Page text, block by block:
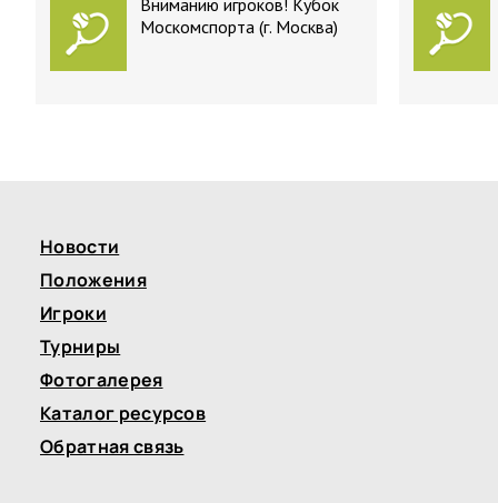
Вниманию игроков! Кубок
Москомспорта (г. Москва)
Новости
Положения
Игроки
Турниры
Фотогалерея
Каталог ресурсов
Обратная связь